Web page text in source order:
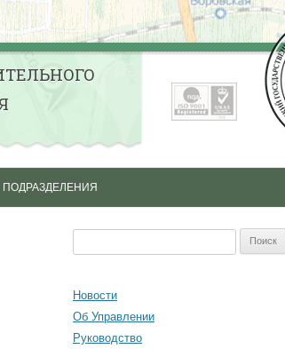
ПОДРАЗДЕЛЕНИЯ
ШКОЛА ПОВЫШЕНИЯ
КВАЛИФИКАЦИИ СПЕЦИАЛИСТОВ
Новости
Об Управлении
Руководство